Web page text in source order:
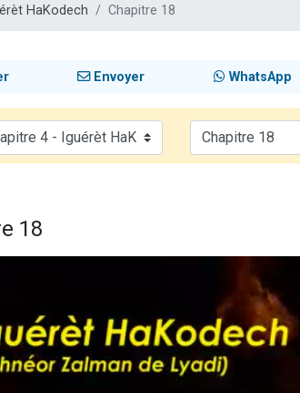
HaKodech Chapitre 18
Envoyer WhatsApp
18